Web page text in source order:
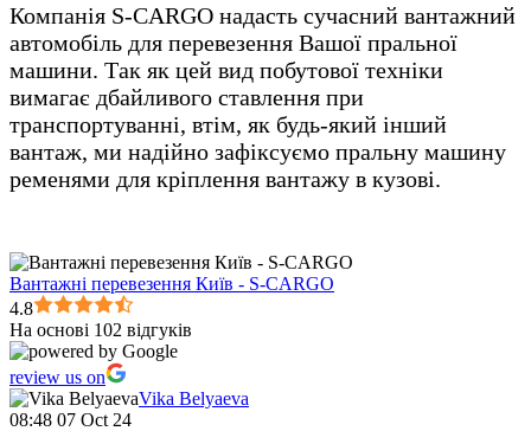
Компанія S-CARGO надасть сучасний вантажний
автомобіль для перевезення Вашої пральної
машини. Так як цей вид побутової техніки
вимагає дбайливого ставлення при
транспортуванні, втім, як будь-який інший
вантаж, ми надійно зафіксуємо пральну машину
ременями для кріплення вантажу в кузові.
Вантажні перевезення Київ - S-CARGO
4.8
На основі 102 відгуків
review us on
Vika Belyaeva
08:48 07 Oct 24